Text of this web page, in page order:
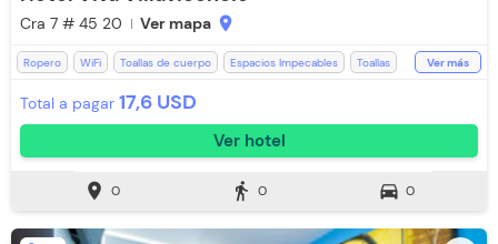
Cra 7 # 45 20 Ver mapa location_on
Ropero WiFi Toallas de cuerpo Espacios Impecables Toallas Ver más
Total a pagar 17,6 USD
Ver hotel
location_on 0 directions_walk 0 directions_car 0